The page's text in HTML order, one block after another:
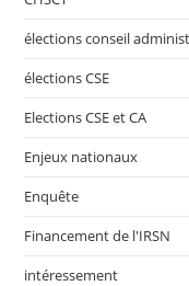
élections conseil
élections CSE
Elections CSE et CA
Enjeux nationaux
Enquête
Financement de l'IRSN
intéressement